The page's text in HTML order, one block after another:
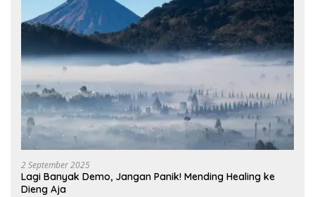
2 September 2025
Lagi Banyak Demo, Jangan Panik! Mending Healing ke
Dieng Aja